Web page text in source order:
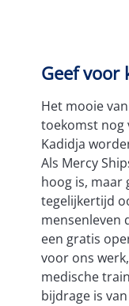
Geef voor
Het mooie
toekomst nog
Kadidja
Als Mercy
hoog is, maar
tegelijkertijd
mensenleven
een gratis
voor ons
medische
bijdrage is